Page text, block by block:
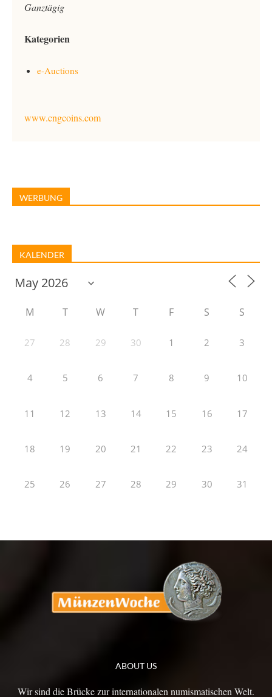
Ganztägig
Kategorien
e-Auctions
www.cngcoins.com
WERBUNG
KALENDER
M T W T F S S
27 28 29 30 1 2 3
4 5 6 7 8 9 10
11 12 13 14 15 16 17
18 19 20 21 22 23 24
25 26 27 28 29 30 31
ABOUT US
Wir sind die Brücke zur internationalen numismatischen Welt.